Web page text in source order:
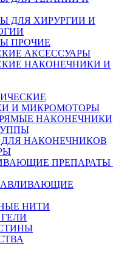
ДЛЯ ХИРУРГИИ И
ПРОЧИЕ
АКСЕССУАРЫ
НАКОНЕЧНИКИ И
И МИКРОМОТОРЫ
НАКОНЕЧНИКИ
НАКОНЕЧНИКОВ
ПРЕПАРАТЫ
НИТИ